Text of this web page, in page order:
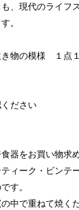
、現代のライフ
。
物の模様 １点
ださい
食器をお買い物求
ィーク・ビンテ
す。
中で重ねて焼く